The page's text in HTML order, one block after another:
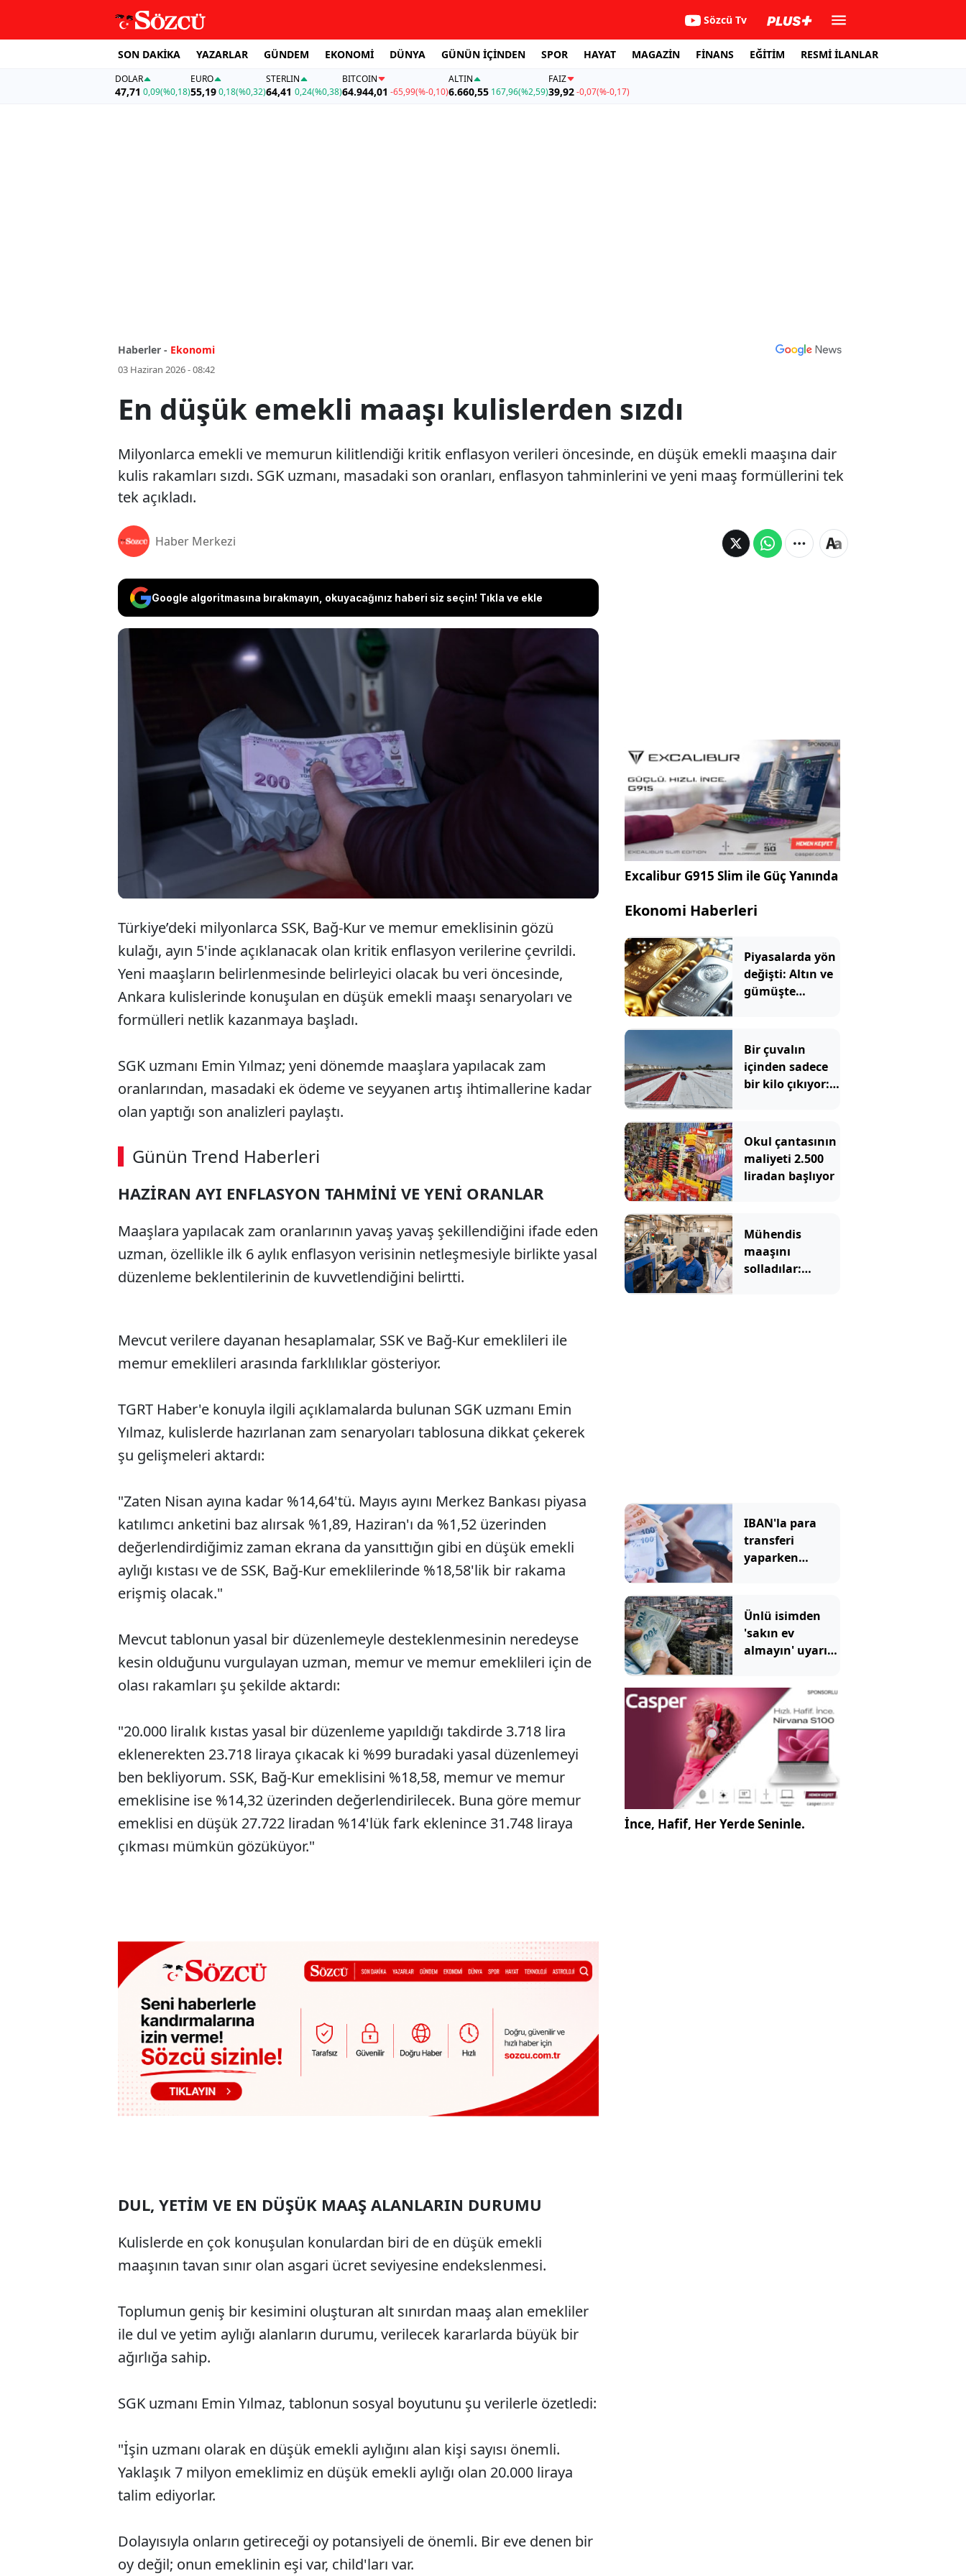
Sözcü Tv
SON DAKİKA YAZARLAR GÜNDEM EKONOMİ DÜNYA GÜNÜN İÇİNDEN SPOR HAYAT MAGAZİN FİNANS EĞİTİM RESMİ İLANLAR
DOLAR
47,71 0,09(%0,18)
EURO
55,19 0,18(%0,32)
STERLIN
64,41 0,24(%0,38)
BITCOIN
64.944,01 -65,99(%-0,10)
ALTIN
6.660,55 167,96(%2,59)
FAİZ
39,92-0,07(%-0,17)
Haberler - Ekonomi
03 Haziran 2026 - 08:42
En düşük emekli maaşı kulislerden sızdı
Milyonlarca emekli ve memurun kilitlendiği kritik enflasyon verileri öncesinde, en düşük emekli maaşına dair
kulis rakamları sızdı. SGK uzmanı, masadaki son oranları, enflasyon tahminlerini ve yeni maaş formüllerini tek
tek açıkladı.
Haber Merkezi
Google algoritmasına bırakmayın, okuyacağınız haberi siz seçin! Tıkla ve ekle
Milyonlarca emekli ve memurun kilitlendiği kritik enflasyon
verileri öncesinde, en düşük emekli maaşına dair kulis
rakamları sızdı. SGK uzmanı, masadaki son oranları, enflasyon
tahminlerini ve yeni maaş formüllerini tek tek açıkladı.
Türkiye’deki milyonlarca SSK, Bağ-Kur ve memur emeklisinin gözü
kulağı, ayın 5'inde açıklanacak olan kritik enflasyon verilerine çevrildi.
Yeni maaşların belirlenmesinde belirleyici olacak bu veri öncesinde,
Ankara kulislerinde konuşulan en düşük emekli maaşı senaryoları ve
formülleri netlik kazanmaya başladı.
SGK uzmanı Emin Yılmaz; yeni dönemde maaşlara yapılacak zam
oranlarından, masadaki ek ödeme ve seyyanen artış ihtimallerine kadar
olan yaptığı son analizleri paylaştı.
Günün Trend Haberleri
HAZİRAN AYI ENFLASYON TAHMİNİ VE YENİ ORANLAR
Maaşlara yapılacak zam oranlarının yavaş yavaş şekillendiğini ifade eden
uzman, özellikle ilk 6 aylık enflasyon verisinin netleşmesiyle birlikte yasal
düzenleme beklentilerinin de kuvvetlendiğini belirtti.
Mevcut verilere dayanan hesaplamalar, SSK ve Bağ-Kur emeklileri ile
memur emeklileri arasında farklılıklar gösteriyor.
TGRT Haber'e konuyla ilgili açıklamalarda bulunan SGK uzmanı Emin
Yılmaz, kulislerde hazırlanan zam senaryoları tablosuna dikkat çekerek
şu gelişmeleri aktardı:
"Zaten Nisan ayına kadar %14,64'tü. Mayıs ayını Merkez Bankası piyasa
katılımcı anketini baz alırsak %1,89, Haziran'ı da %1,52 üzerinden
değerlendirdiğimiz zaman ekrana da yansıttığın gibi en düşük emekli
aylığı kıstası ve de SSK, Bağ-Kur emeklilerinde %18,58'lik bir rakama
erişmiş olacak."
Mevcut tablonun yasal bir düzenlemeyle desteklenmesinin neredeyse
kesin olduğunu vurgulayan uzman, memur ve memur emeklileri için de
olası rakamları şu şekilde aktardı:
"20.000 liralık kıstas yasal bir düzenleme yapıldığı takdirde 3.718 lira
eklenerekten 23.718 liraya çıkacak ki %99 buradaki yasal düzenlemeyi
ben bekliyorum. SSK, Bağ-Kur emeklisini %18,58, memur ve memur
emeklisine ise %14,32 üzerinden değerlendirilecek. Buna göre memur
emeklisi en düşük 27.722 liradan %14'lük fark eklenince 31.748 liraya
çıkması mümkün gözüküyor."
DUL, YETİM VE EN DÜŞÜK MAAŞ ALANLARIN DURUMU
Kulislerde en çok konuşulan konulardan biri de en düşük emekli
maaşının tavan sınır olan asgari ücret seviyesine endekslenmesi.
Toplumun geniş bir kesimini oluşturan alt sınırdan maaş alan emekliler
ile dul ve yetim aylığı alanların durumu, verilecek kararlarda büyük bir
ağırlığa sahip.
SGK uzmanı Emin Yılmaz, tablonun sosyal boyutunu şu verilerle özetledi:
"İşin uzmanı olarak en düşük emekli aylığını alan kişi sayısı önemli.
Yaklaşık 7 milyon emeklimiz en düşük emekli aylığı olan 20.000 liraya
talim ediyorlar.
Dolayısıyla onların getireceği oy potansiyeli de önemli. Bir eve denen bir
oy değil; onun emeklinin eşi var, child'ları var.
Excalibur G915 Slim ile Güç Yanında
Ekonomi Haberleri
Piyasalarda yön
değişti: Altın ve
gümüşte
görülmedi
Bir çuvalın
içinden sadece
bir kilo çıkıyor:
Okul çantasının
maliyeti 2.500
liradan başlıyor
Mühendis
maaşını
solladılar:
IBAN'la para
transferi
yaparken
bile
düzeltemiyor
Ünlü isimden
'sakın ev
almayın' uyarısı:
aracına işaret
İnce, Hafif, Her Yerde Seninle.